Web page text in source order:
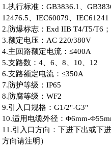
1.执行标准：GB3836.1、
12476.5、IEC60079、IEC61241
2.防爆标志：Exd IIB T4/T5/T6
3.额定电压：AC 220/380V
4.主回路额定电流：≤400A
5.支路数：4、6、8、10、12
6.支路额定电流：≤350A
7.防护等级：IP65
8.防腐等级：WF2
9.引入口规格：G1/2"-G3"
10.适用电缆外径：Φ6mm-
11.引入口方向：下进下出或下
方向请注明）